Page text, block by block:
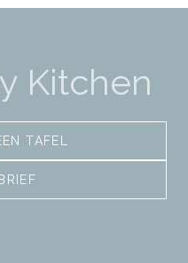
Kitchen
TAFEL